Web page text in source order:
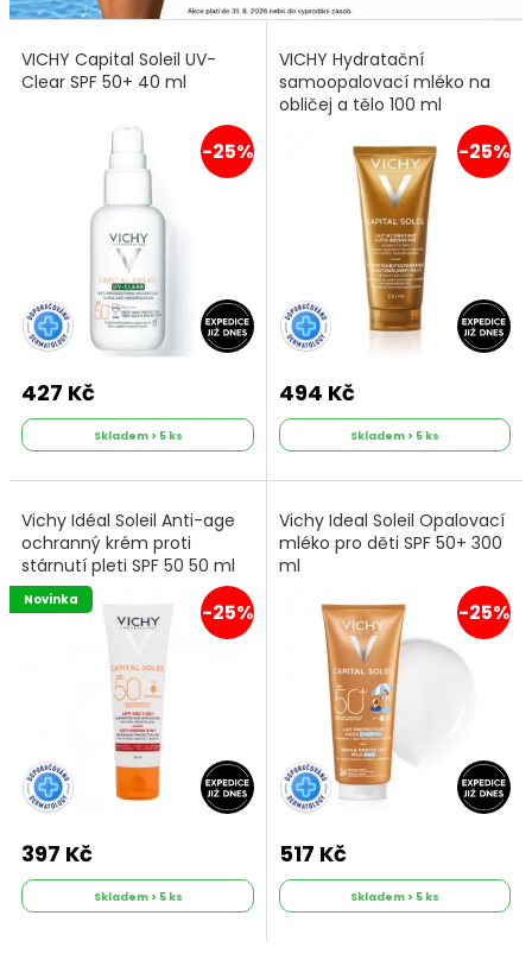
VICHY Capital Soleil UV-
Clear SPF 50+ 40 ml
-25%
427 Kč
Skladem > 5 ks
VICHY Hydratační
samoopalovací mléko na
obličej a tělo 100 ml
-25%
494 Kč
Skladem > 5 ks
Vichy Idéal Soleil Anti-age
ochranný krém proti
stárnutí pleti SPF 50 50 ml
-25%
Novinka
397 Kč
Skladem > 5 ks
Vichy Ideal Soleil Opalovací
mléko pro děti SPF 50+ 300
ml
-25%
517 Kč
Skladem > 5 ks